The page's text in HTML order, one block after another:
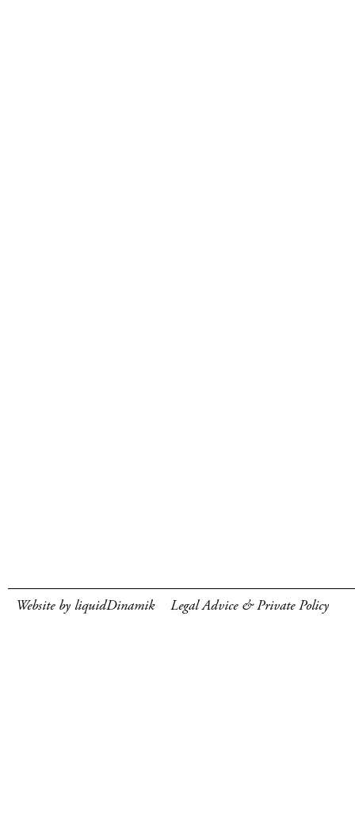
Website by liquidDinamik Legal Advice & Private Policy